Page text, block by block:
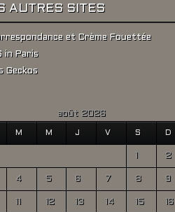
AUTRES SITES
et Crème Fouettée
in Paris
Geckos
août 2026
M M J V S D
1 2
4 5 6 7 8 9
11 12 13 14 15 16